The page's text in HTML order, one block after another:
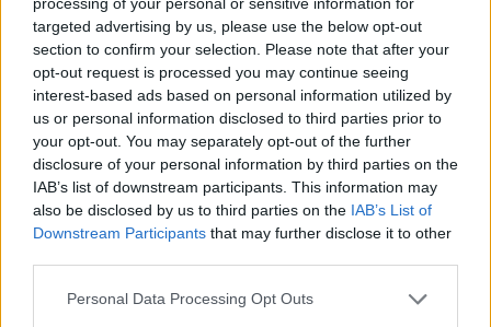
targeted advertising by us, please use the below opt-out
section to confirm your selection. Please note that after your
opt-out request is processed you may continue seeing
interest-based ads based on personal information utilized by
us or personal information disclosed to third parties prior to
your opt-out. You may separately opt-out of the further
disclosure of your personal information by third parties on the
IAB’s list of downstream participants. This information may
also be disclosed by us to third parties on the IAB’s List of
Downstream Participants that may further disclose it to other
Personal Data Processing Opt Outs
vadinamojo BRELL žiedo – atsijungs 2025
metų vasarį.
Susiję straipsniai